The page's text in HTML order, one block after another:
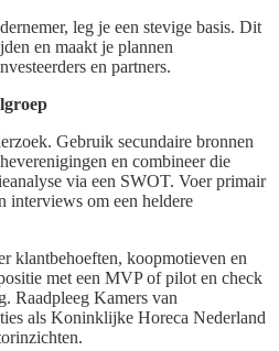
leg je een stevige basis. Dit
en maakt je plannen
en partners.
Gebruik secundaire bronnen
en combineer die
via een SWOT. Voer primair
interviews om een heldere
klantbehoeften, koopmotieven en
met een MVP of pilot en check
Raadpleeg Kamers van
als Koninklijke Horeca Nederland